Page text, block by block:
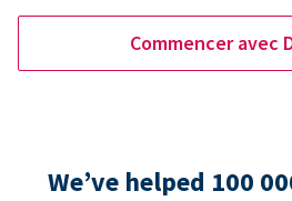
Commencer avec
We’ve helped 100